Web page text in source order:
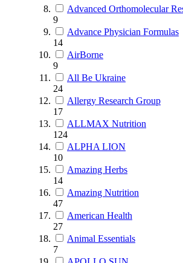
Advanced Orthomolecular
9
Advance Physician Formulas
14
AirBorne
9
All Be Ukraine
24
Allergy Research Group
17
ALLMAX Nutrition
124
ALPHA LION
10
Amazing Herbs
14
Amazing Nutrition
47
American Health
27
Animal Essentials
7